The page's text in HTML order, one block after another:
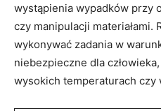
wystąpienia wypadków przy
czy⁣ manipulacji materiałami.
wykonywać zadania w
niebezpieczne dla
wysokich temperaturach czy​